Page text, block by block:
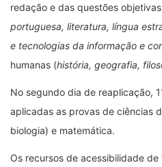
redação e das questões
portuguesa, literatura, língua
e tecnologias da informação e
humanas (história, geografia,
No segundo dia de reaplicação,
aplicadas as provas de ciências
biologia) e matemática.
Os recursos de acessibilidade